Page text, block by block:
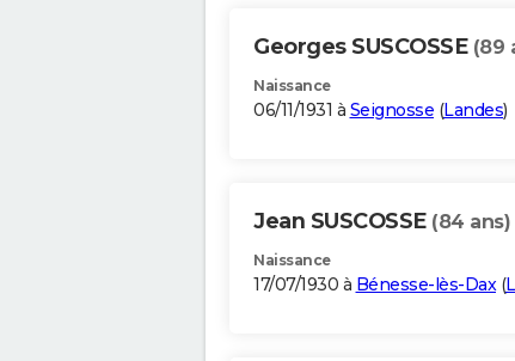
Georges SUSCOSSE (89
Naissance
06/11/1931 à Seignosse (Landes)
Jean SUSCOSSE (84 ans)
Naissance
17/07/1930 à Bénesse-lès-Dax(